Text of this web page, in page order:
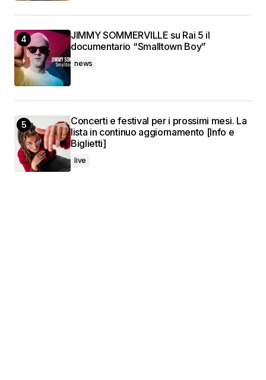
JIMMY SOMMERVILLE su Rai 5 il
documentario “Smalltown Boy”
news
Concerti e festival per i prossimi mesi. La
lista in continuo aggiornamento [Info e
Biglietti]
live